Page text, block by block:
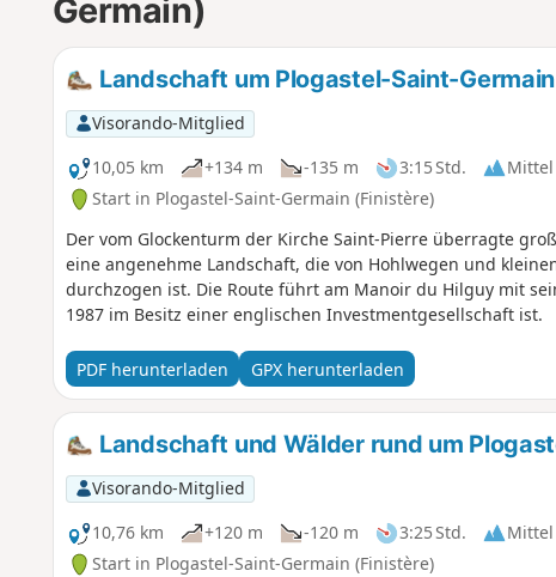
Germain)
Landschaft um Plogastel-Saint-Germain
Visorando-Mitglied
10,05 km
+134 m -135 m 3:15 Std.
Mittel
Start in Plogastel-Saint-Germain (Finistère)
Der vom Glockenturm der Kirche Saint-Pierre überragte
eine angenehme Landschaft, die von Hohlwegen und
durchzogen ist. Die Route führt am Manoir du Hilguy mit
1987 im Besitz einer englischen Investmentgesellschaft ist.
PDF herunterladen GPX herunterladen
Landschaft und Wälder rund um
Visorando-Mitglied
10,76 km
+120 m -120 m 3:25 Std.
Mittel
Start in Plogastel-Saint-Germain (Finistère)